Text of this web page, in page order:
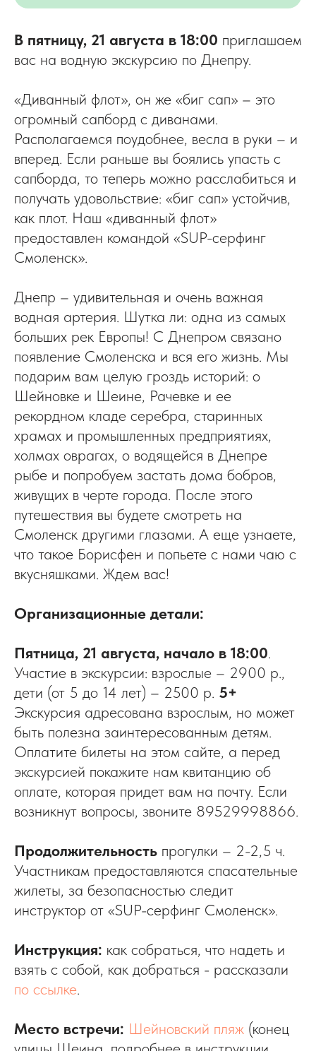
В пятницу, 21 августа в 18:00 приглашаем
вас на водную экскурсию по Днепру.
«Диванный флот», он же «биг сап» – это
огромный сапборд с диванами.
Располагаемся поудобнее, весла в руки – и
вперед. Если раньше вы боялись упасть с
сапборда, то теперь можно расслабиться и
получать удовольствие: «биг сап» устойчив,
как плот. Наш «диванный флот»
предоставлен командой «SUP-серфинг
Смоленск».
Днепр – удивительная и очень важная
водная артерия. Шутка ли: одна из самых
больших рек Европы! С Днепром связано
появление Смоленска и вся его жизнь. Мы
подарим вам целую гроздь историй: о
Шейновке и Шеине, Рачевке и ее
рекордном кладе серебра, старинных
храмах и промышленных предприятиях,
холмах оврагах, о водящейся в Днепре
рыбе и попробуем застать дома бобров,
живущих в черте города. После этого
путешествия вы будете смотреть на
Смоленск другими глазами. А еще узнаете,
что такое Борисфен и попьете с нами чаю с
вкусняшками. Ждем вас!
Организационные детали:
Пятница, 21 августа, начало в 18:00.
Участие в экскурсии: взрослые – 2900 р.,
дети (от 5 до 14 лет) – 2500 р. 5+
Экскурсия адресована взрослым, но может
быть полезна заинтересованным детям.
Оплатите билеты на этом сайте, а перед
экскурсией покажите нам квитанцию об
оплате, которая придет вам на почту. Если
возникнут вопросы, звоните 89529998866.
Продолжительность прогулки – 2-2,5 ч.
Участникам предоставляются спасательные
жилеты, за безопасностью следит
инструктор от «SUP-серфинг Смоленск».
Инструкция: как собраться, что надеть и
взять с собой, как добраться - рассказали
по ссылке.
Место встречи: Шейновский пляж (конец